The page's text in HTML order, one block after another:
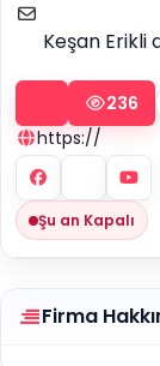
Keşan Erikli
236
https://
Şu an Kapalı
Firma